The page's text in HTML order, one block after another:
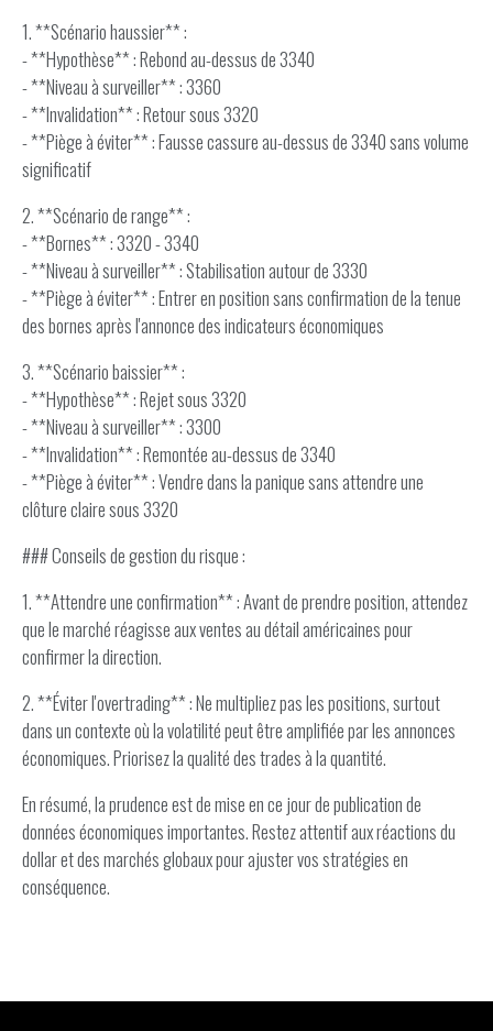
1. **Scénario haussier** :
- **Hypothèse** : Rebond au-dessus de 3340
- **Niveau à surveiller** : 3360
- **Invalidation** : Retour sous 3320
- **Piège à éviter** : Fausse cassure au-dessus de 3340 sans volume
significatif
2. **Scénario de range** :
- **Bornes** : 3320 - 3340
- **Niveau à surveiller** : Stabilisation autour de 3330
- **Piège à éviter** : Entrer en position sans confirmation de la tenue
des bornes après l'annonce des indicateurs économiques
3. **Scénario baissier** :
- **Hypothèse** : Rejet sous 3320
- **Niveau à surveiller** : 3300
- **Invalidation** : Remontée au-dessus de 3340
- **Piège à éviter** : Vendre dans la panique sans attendre une
clôture claire sous 3320
### Conseils de gestion du risque :
1. **Attendre une confirmation** : Avant de prendre position, attendez
que le marché réagisse aux ventes au détail américaines pour
confirmer la direction.
2. **Éviter l'overtrading** : Ne multipliez pas les positions, surtout
dans un contexte où la volatilité peut être amplifiée par les annonces
économiques. Priorisez la qualité des trades à la quantité.
En résumé, la prudence est de mise en ce jour de publication de
données économiques importantes. Restez attentif aux réactions du
dollar et des marchés globaux pour ajuster vos stratégies en
conséquence.